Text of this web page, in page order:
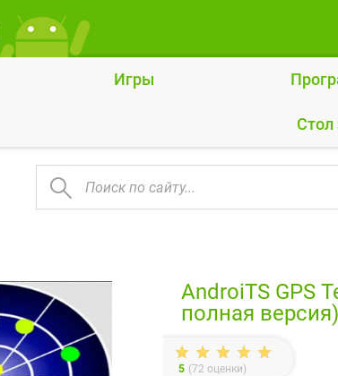
Игры
Cтол
AndroiTS GPS
полная версия)
5 (72 оценки)